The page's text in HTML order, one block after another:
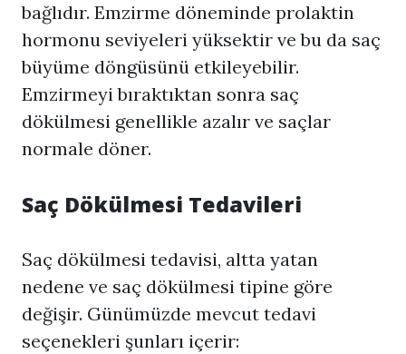
bağlıdır. Emzirme döneminde prolaktin
hormonu seviyeleri yüksektir ve bu da saç
büyüme döngüsünü etkileyebilir.
Emzirmeyi bıraktıktan sonra saç
dökülmesi genellikle azalır ve saçlar
normale döner.
Saç Dökülmesi Tedavileri
Saç dökülmesi tedavisi, altta yatan
nedene ve saç dökülmesi tipine göre
değişir. Günümüzde mevcut tedavi
seçenekleri şunları içerir: